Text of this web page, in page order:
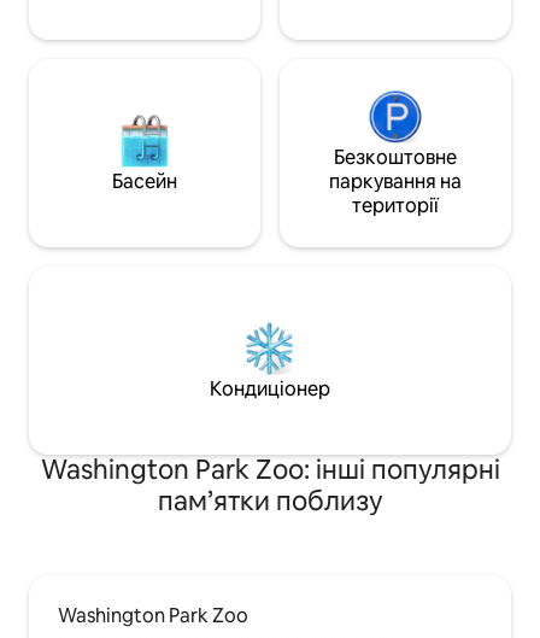
ДІЗНАТИСЯ ПРО СЕЗОННІ ЗНИЖКИ**
Басейн
Безкоштовне
паркування на
території
Кондиціонер
Washington Park Zoo: інші популярні
пам’ятки поблизу
Washington Park Zoo